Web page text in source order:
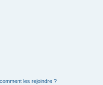
les rejoindre ?